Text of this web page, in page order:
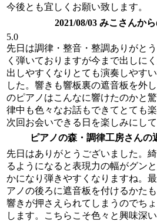
今後とも宜しくお願い致します。
2021/08/03 みこさんか
5.0
先日は調律・整音・整調ありがと
く弾いておりますが今まで出しに
出しやすくなりとても演奏しやす
した。響きも響板裏の遮音板を外
のピアノはこんなに響けたのかと
律中も色々なお話もできてとても
次回お会いできる日を楽しみにして
ピアノの森・調律工房さんの
先日はありがとうございました。
るようになると表現力の幅がグン
かになり弾きやすくなりますね。
アノの後ろに遮音板を付けるかた
響きが押さえられてしまうのでち
します。こちらこそ色々と興味深